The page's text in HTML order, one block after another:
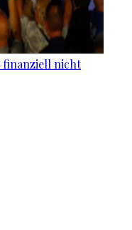
finanziell nicht